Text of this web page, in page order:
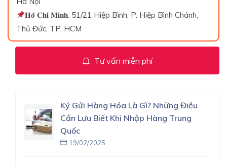
𝐇𝐨̂̀ 𝐂𝐡𝐢́ 𝐌𝐢𝐧𝐡: 51/21 Hiệp Bình, P. Hiệp Bình Chánh,
Thủ Đức, TP. HCM
Tư vấn miễn phí
Ký Gửi Hàng Hóa Là Gì? Những Điều
Cần Lưu Biết Khi Nhập Hàng Trung
Quốc
19/02/2025